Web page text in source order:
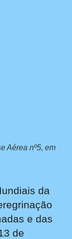
Aérea nº5, em
da
e das
de